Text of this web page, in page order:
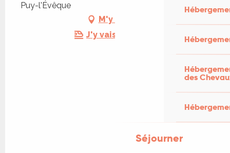
des
Séjourner
Puy-l'Évêque
M'y rendre
J'y vais en train !